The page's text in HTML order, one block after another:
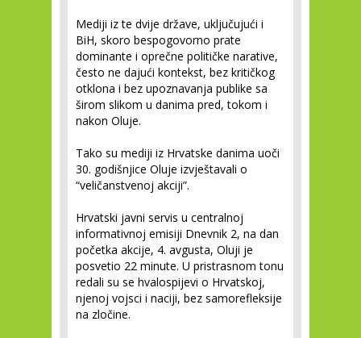
Mediji iz te dvije države, uključujući i
BiH, skoro bespogovorno prate
dominante i oprečne političke narative,
često ne dajući kontekst, bez kritičkog
otklona i bez upoznavanja publike sa
širom slikom u danima pred, tokom i
nakon Oluje.
Tako su mediji iz Hrvatske danima uoči
30. godišnjice Oluje izvještavali o
“veličanstvenoj akciji”.
Hrvatski javni servis u centralnoj
informativnoj emisiji Dnevnik 2, na dan
početka akcije, 4. avgusta, Oluji je
posvetio 22 minute. U pristrasnom tonu
redali su se hvalospijevi o Hrvatskoj,
njenoj vojsci i naciji, bez samorefleksije
na zločine.